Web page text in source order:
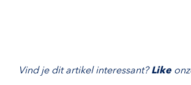
Vind je dit artikel interessant?Like